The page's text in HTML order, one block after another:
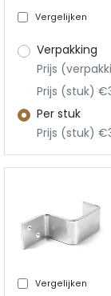
Vergelijken
Verpakking
Prijs
Prijs (stuk)
Per stuk
Prijs (stuk)
Vergelijken